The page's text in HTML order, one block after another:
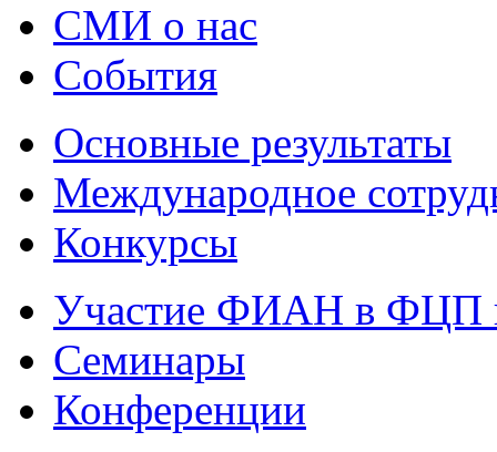
СМИ о нас
События
Основные результаты
Международное
Конкурсы
Участие ФИАН в ФЦП
Семинары
Конференции